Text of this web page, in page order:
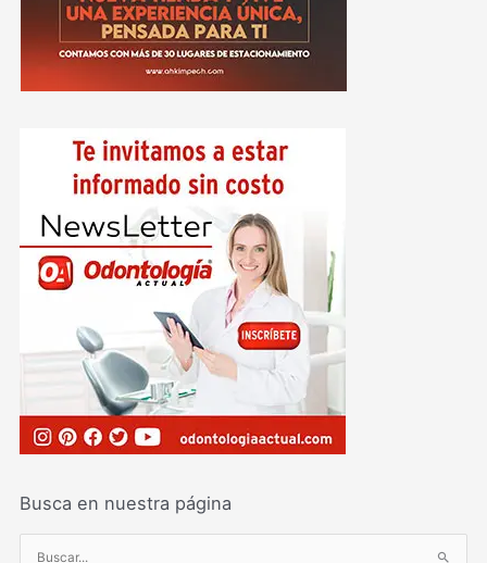
Busca en nuestra página